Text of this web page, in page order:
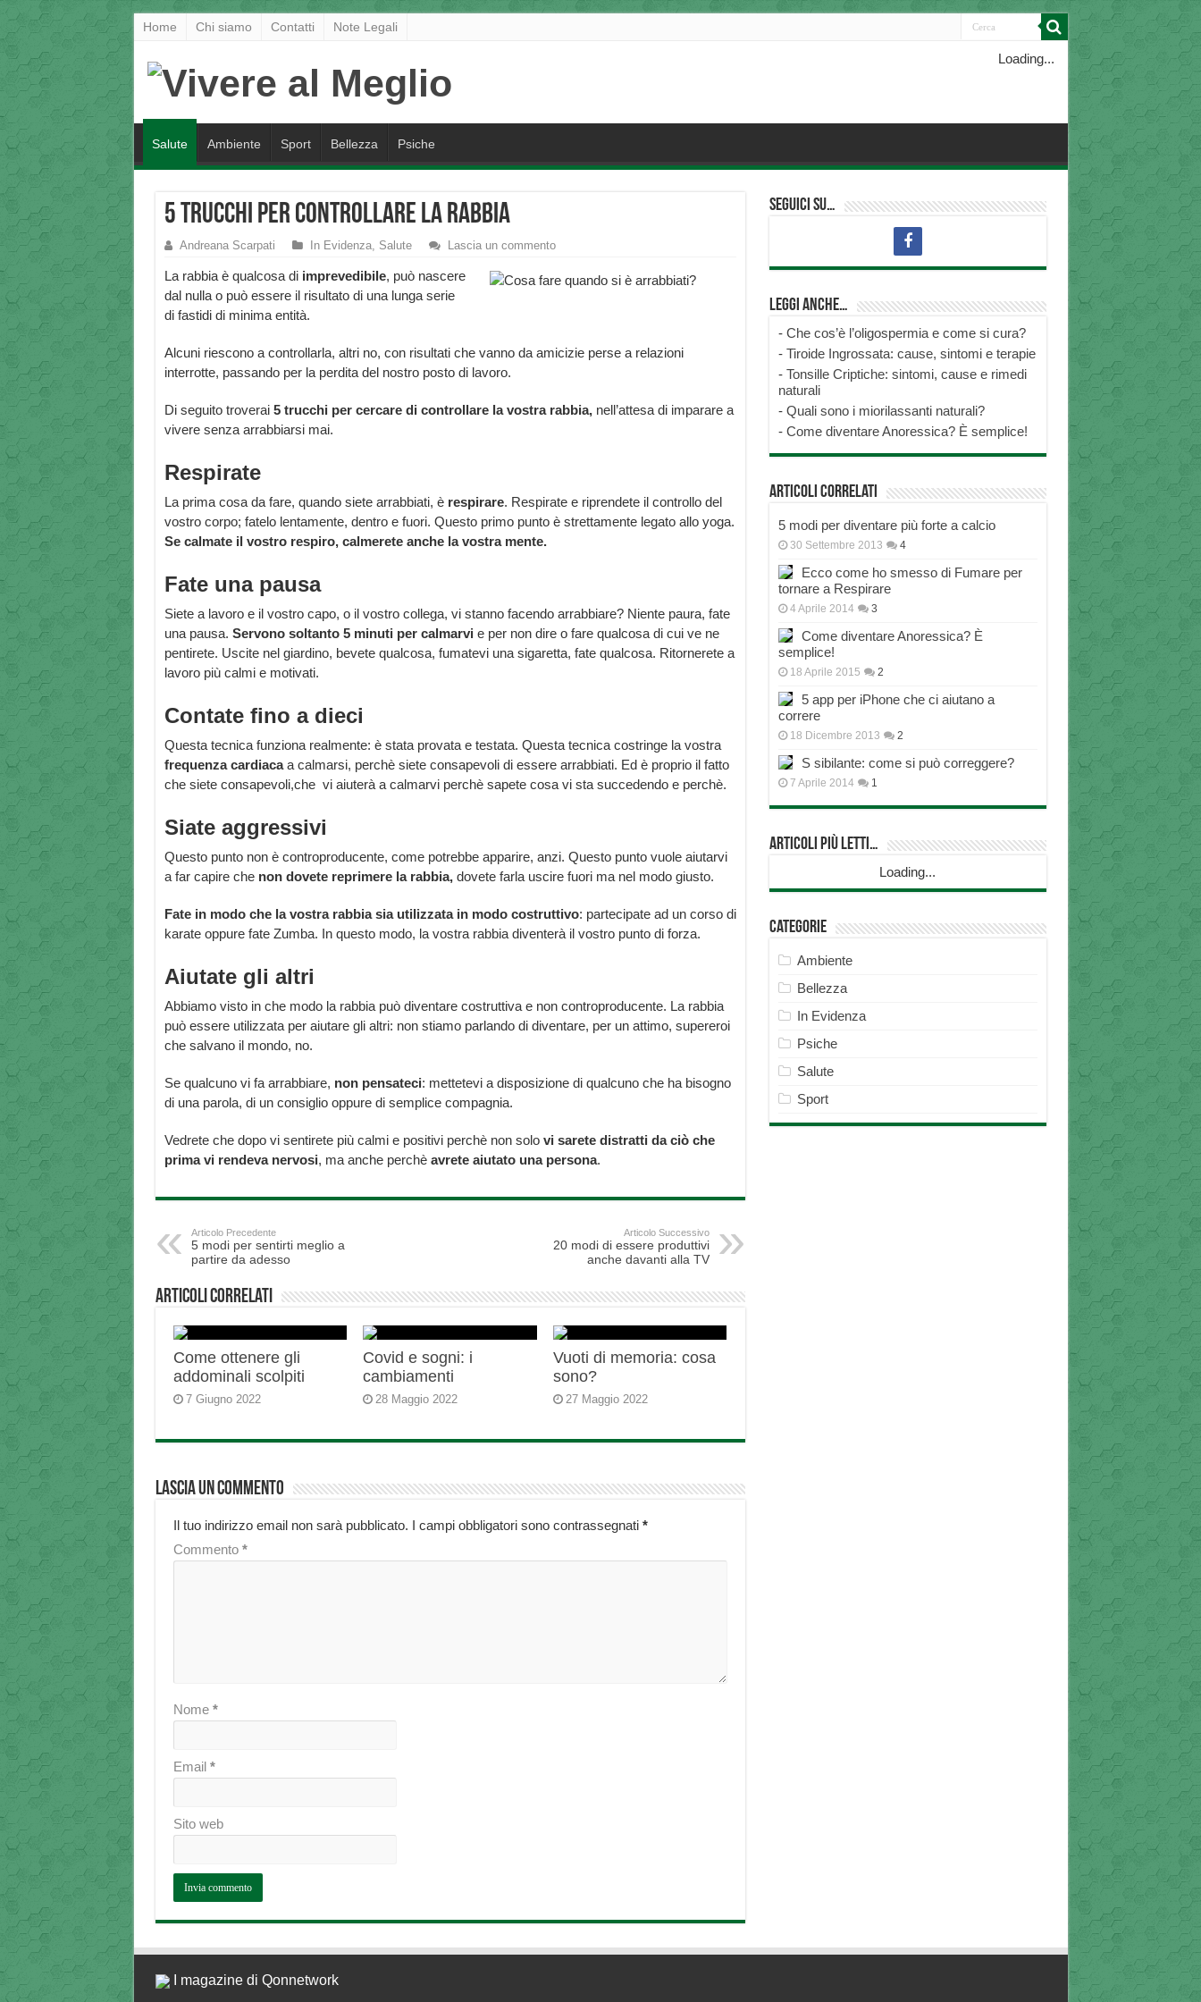
Home Chi siamo Contatti Note Legali
Loading...
Salute Ambiente Sport Bellezza Psiche
5 trucchi per controllare la rabbia
Andreana Scarpati In Evidenza, Salute Lascia un commento
La rabbia è qualcosa di imprevedibile, può nascere
dal nulla o può essere il risultato di una lunga serie
di fastidi di minima entità.
Alcuni riescono a controllarla, altri no, con risultati che vanno da amicizie perse a relazioni
interrotte, passando per la perdita del nostro posto di lavoro.
Di seguito troverai 5 trucchi per cercare di controllare la vostra rabbia, nell’attesa di imparare a
vivere senza arrabbiarsi mai.
Respirate
La prima cosa da fare, quando siete arrabbiati, è respirare. Respirate e riprendete il controllo del
vostro corpo; fatelo lentamente, dentro e fuori. Questo primo punto è strettamente legato allo yoga.
Se calmate il vostro respiro, calmerete anche la vostra mente.
Fate una pausa
Siete a lavoro e il vostro capo, o il vostro collega, vi stanno facendo arrabbiare? Niente paura, fate
una pausa. Servono soltanto 5 minuti per calmarvi e per non dire o fare qualcosa di cui ve ne
pentirete. Uscite nel giardino, bevete qualcosa, fumatevi una sigaretta, fate qualcosa. Ritornerete a
lavoro più calmi e motivati.
Contate fino a dieci
Questa tecnica funziona realmente: è stata provata e testata. Questa tecnica costringe la vostra
frequenza cardiacaa calmarsi, perchè siete consapevoli di essere arrabbiati. Ed è proprio il fatto
che siete consapevoli,che vi aiuterà a calmarvi perchè sapete cosa vi sta succedendo e perchè.
Siate aggressivi
Questo punto non è controproducente, come potrebbe apparire, anzi. Questo punto vuole aiutarvi
a far capire che non dovete reprimere la rabbia,dovete farla uscire fuori ma nel modo giusto.
Fate in modo che la vostra rabbia sia utilizzata in modo costruttivo: partecipate ad un corso di
karate oppure fate Zumba. In questo modo, la vostra rabbia diventerà il vostro punto di forza.
Aiutate gli altri
Abbiamo visto in che modo la rabbia può diventare costruttiva e non controproducente. La rabbia
può essere utilizzata per aiutare gli altri: non stiamo parlando di diventare, per un attimo, supereroi
che salvano il mondo, no.
Se qualcuno vi fa arrabbiare, non pensateci: mettetevi a disposizione di qualcuno che ha bisogno
di una parola, di un consiglio oppure di semplice compagnia.
Vedrete che dopo vi sentirete più calmi e positivi perchè non solo vi sarete distratti da ciò che
prima vi rendeva nervosi, ma anche perchè avrete aiutato una persona.
Articolo Precedente
5 modi per sentirti meglio a
partire da adesso
Articolo Successivo
20 modi di essere produttivi
anche davanti alla TV
Articoli correlati
Come ottenere gli
addominali scolpiti
7 Giugno 2022
Covid e sogni: i
cambiamenti
28 Maggio 2022
Vuoti di memoria: cosa
sono?
27 Maggio 2022
Lascia un commento
Il tuo indirizzo email non sarà pubblicato. I campi obbligatori sono contrassegnati *
Commento *
Nome *
Email *
Sito web
Seguici su…
Leggi anche…
- Che cos’è l’oligospermia e come si cura?
- Tiroide Ingrossata: cause, sintomi e terapie
- Tonsille Criptiche: sintomi, cause e rimedi
naturali
- Quali sono i miorilassanti naturali?
- Come diventare Anoressica? È semplice!
Articoli correlati
5 modi per diventare più forte a calcio
30 Settembre 2013 4
Ecco come ho smesso di Fumare per
tornare a Respirare
4 Aprile 2014 3
Come diventare Anoressica? È
semplice!
18 Aprile 2015 2
5 app per iPhone che ci aiutano a
correre
18 Dicembre 2013 2
S sibilante: come si può correggere?
7 Aprile 2014 1
Articoli più Letti…
Loading...
Categorie
Ambiente
Bellezza
In Evidenza
Psiche
Salute
Sport
I magazine di Qonnetwork